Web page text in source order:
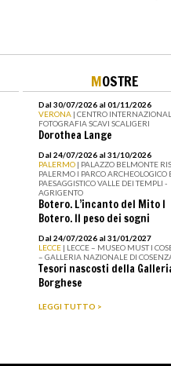
MOSTRE
Dal 30/07/2026 al 01/11/2026
VERONA | CENTRO
FOTOGRAFIA SCAVI SCALIGERI
Dorothea Lange
Dal 24/07/2026 al 31/10/2026
PALERMO | PALAZZO BELMONTE
PALERMO I PARCO ARCHEOLOGICO
PAESAGGISTICO VALLE DEI TEMPLI -
AGRIGENTO
Botero. L’incanto del Mito I
Botero. Il peso dei sogni
Dal 24/07/2026 al 31/01/2027
LECCE | LECCE – MUSEO MUST I
– GALLERIA NAZIONALE DI
Tesori nascosti della
Borghese
LEGGI TUTTO >